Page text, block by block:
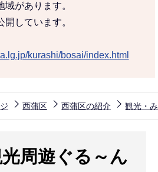
があります。
しています。
kurashi/bosai/index.html
西蒲区 西蒲区の紹介 観光・
周遊ぐる～ん